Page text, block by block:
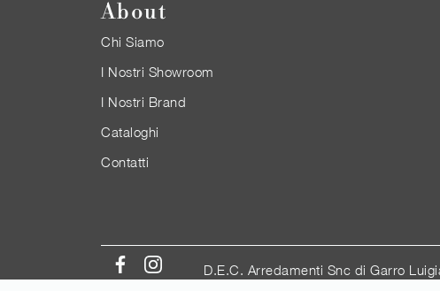
About
Chi Siamo
I Nostri Showroom
I Nostri Brand
Cataloghi
Contatti
D.E.C. Arredamenti Snc di Garro